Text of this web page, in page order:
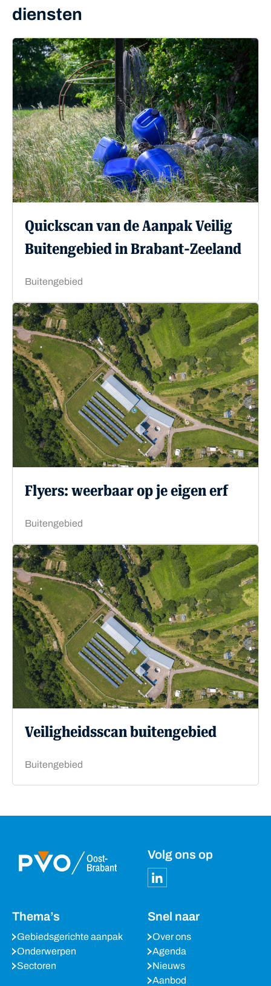
diensten
Quickscan van de Aanpak Veilig
Buitengebied in Brabant-Zeeland
Buitengebied
Flyers: weerbaar op je eigen erf
Buitengebied
Veiligheidsscan buitengebied
Buitengebied
Volg ons op
Thema’s
Gebiedsgerichte aanpak
Onderwerpen
Sectoren
Snel naar
Over ons
Agenda
Nieuws
Aanbod